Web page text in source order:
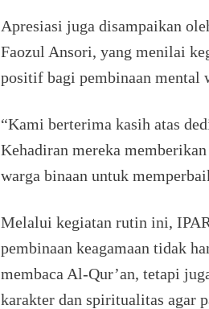
Apresiasi juga disampaikan
Faozul Ansori, yang menilai
positif bagi pembinaan mental
“Kami berterima kasih atas
Kehadiran mereka
warga binaan untuk
Melalui kegiatan rutin ini,
pembinaan keagamaan tidak
membaca Al-Qur’an, tetapi
karakter dan spiritualitas agar